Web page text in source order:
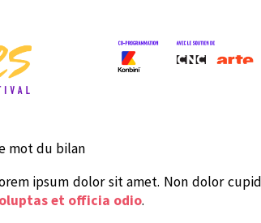
mot du bilan
ipsum dolor sit amet. Non dolor
et officia odio.